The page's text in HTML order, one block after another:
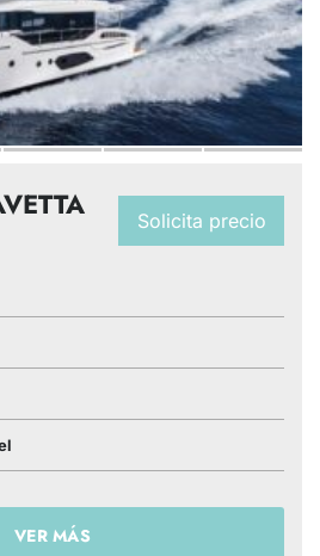
Solicita precio
VER MÁS